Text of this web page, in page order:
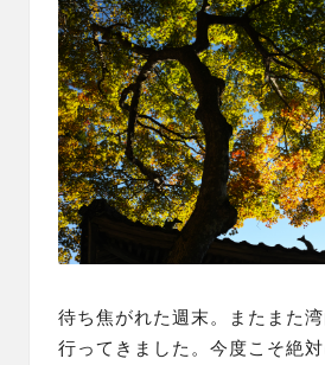
待ち焦がれた週末。またまた
行ってきました。今度こそ絶